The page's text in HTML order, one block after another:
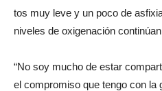
tos muy leve y un poco de
niveles de oxigenación
“No soy mucho de estar
el compromiso que tengo con la